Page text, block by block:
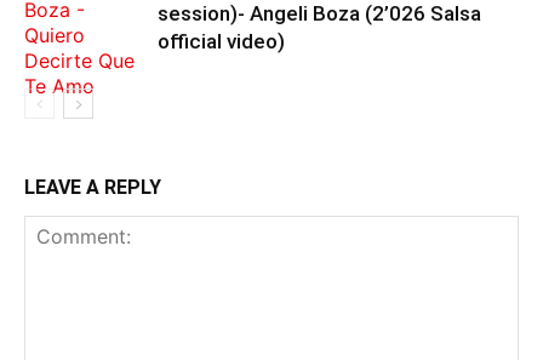
session)- Angeli Boza (2’026 Salsa
official video)
LEAVE A REPLY